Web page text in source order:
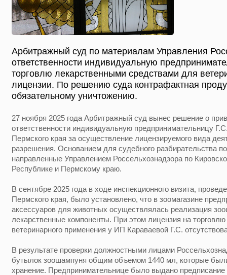
Арбитражный суд по материалам Управления
ответственности индивидуальную
торговлю лекарственными средствами для
лицензии. По решению суда контрафактная
обязательному уничтожению.
27 ноября 2025 года Арбитражный суд вынес решение о
ответственности индивидуальную предпринимательницу
Пермского края за осуществление лицензируемого вида
разрешения. Основанием для судебного разбирательства
направленные Управлением Россельхознадзора по
Республике и Пермскому краю.
В сентябре 2025 года в ходе инспекционного визита,
Пермского края, было установлено, что в зоомагазине
аксессуаров для животных осуществлялась реализация
лекарственные компоненты. При этом лицензия на
ветеринарного применения у ИП Караваевой Г.С.
В результате проверки должностными лицами
бутылок зоошампуня общим объемом 1440 мл, которые
хранение. Предпринимательнице было выдано